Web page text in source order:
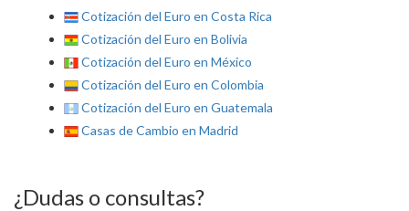
Cotización del Euro en Costa Rica
Cotización del Euro en Bolivia
Cotización del Euro en México
Cotización del Euro en Colombia
Cotización del Euro en Guatemala
Casas de Cambio en Madrid
¿Dudas o consultas?